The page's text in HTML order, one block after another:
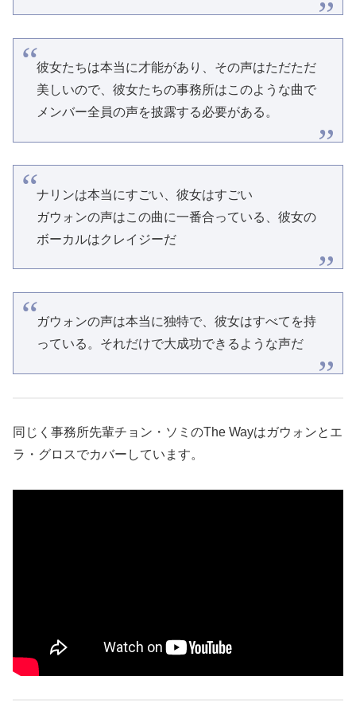
彼女たちは本当に才能があり、その声はただただ
美しいので、彼女たちの事務所はこのような曲で
メンバー全員の声を披露する必要がある。
ナリンは本当にすごい、彼女はすごい
ガウォンの声はこの曲に一番合っている、彼女の
ボーカルはクレイジーだ
ガウォンの声は本当に独特で、彼女はすべてを持
っている。それだけで大成功できるような声だ
同じく事務所先輩チョン・ソミのThe Wayはガウォンとエ
ラ・グロスでカバーしています。